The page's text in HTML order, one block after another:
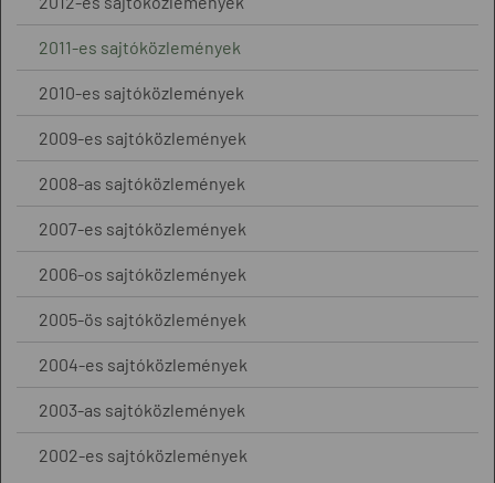
2011-es sajtóközlemények
2010-es sajtóközlemények
2009-es sajtóközlemények
2008-as sajtóközlemények
2007-es sajtóközlemények
2006-os sajtóközlemények
2005-ös sajtóközlemények
2004-es sajtóközlemények
2003-as sajtóközlemények
2002-es sajtóközlemények